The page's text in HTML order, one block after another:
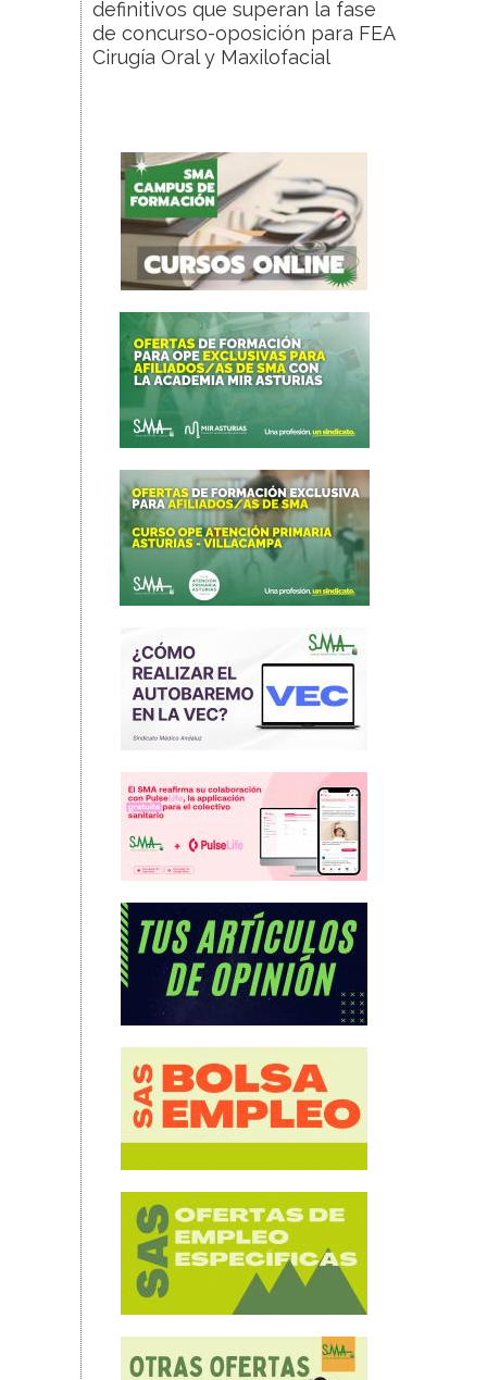
definitivos que superan la fase
de concurso-oposición para FEA
Cirugía Oral y Maxilofacial